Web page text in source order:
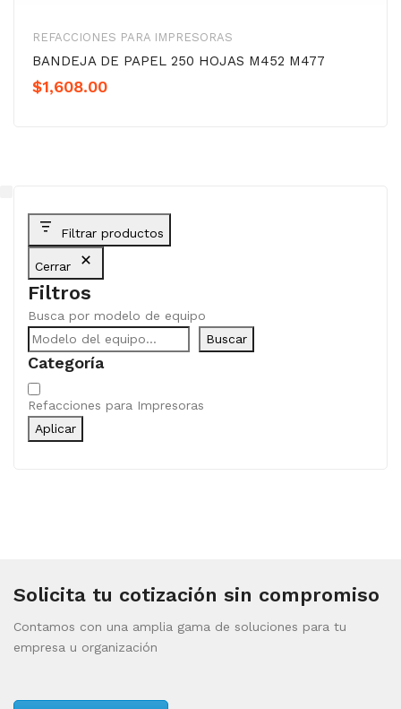
REFACCIONES PARA IMPRESORAS
BANDEJA DE PAPEL 250 HOJAS M452 M477
$1,608.00
Filtrar productos
Cerrar
Filtros
Busca por modelo de equipo
Buscar
Categoría
Categoría
Refacciones para Impresoras
Aplicar
Solicita tu cotización sin compromiso
Contamos con una amplia gama de soluciones para tu
empresa u organización